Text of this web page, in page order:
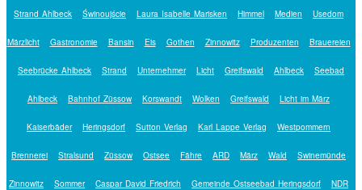
Strand Ahlbeck Świnoujście Laura Isabelle Marisken Himmel Medien Usedom
Märzlicht Gastronomie Bansin Eis Gothen Zinnowitz Produzenten Brauereien
Seebrücke Ahlbeck Strand Unternehmer Licht Greifswald Ahlbeck Seebad
Ahlbeck Bahnhof Züssow Korswandt Wolken Greifswald Licht im März
Kaiserbäder Heringsdorf Sutton Verlag Karl Lappe Verlag Westpommern
Brennerei Stralsund Züssow Ostsee Fähre ARD März Wald Swinemünde
Zinnowitz Sommer Caspar David Friedrich Gemeinde Ostseebad Heringsdorf NDR